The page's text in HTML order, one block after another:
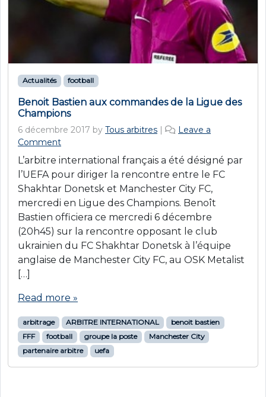
Actualités football
Benoit Bastien aux commandes de la Ligue des
Champions
6 décembre 2017 by Tous arbitres
Leave a
Comment
L’arbitre international français a été désigné par
l’UEFA pour diriger la rencontre entre le FC
Shakhtar Donetsk et Manchester City FC,
mercredi en Ligue des Champions. Benoît
Bastien officiera ce mercredi 6 décembre
(20h45) sur la rencontre opposant le club
ukrainien du FC Shakhtar Donetsk à l’équipe
anglaise de Manchester City FC, au OSK Metalist
[…]
Read more »
arbitrage ARBITRE INTERNATIONAL
benoit bastien
FFF
football groupe la poste
Manchester City
partenaire arbitre
uefa